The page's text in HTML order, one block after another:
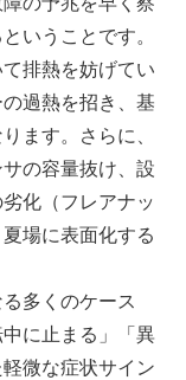
いうことです。
排熱を妨げてい
過熱を招き、基
ます。さらに、
の容量抜け、設
化（フレアナッ
場に表面化する
多くのケース
に止まる」「異
微な症状サイン